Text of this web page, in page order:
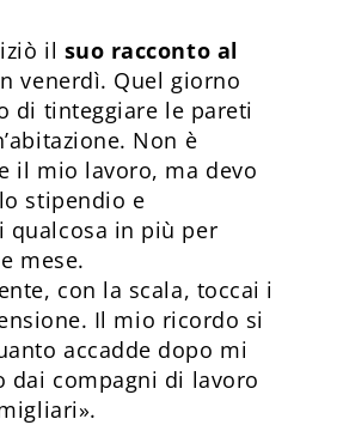
il suo racconto al
venerdì. Quel giorno
di tinteggiare le pareti
Non è
il mio lavoro, ma devo
stipendio e
qualcosa in più per
mese.
con la scala, toccai i
Il mio ricordo si
accadde dopo mi
dai compagni di lavoro